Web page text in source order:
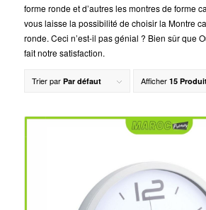
forme ronde et d’autres les montres de forme
vous laisse la possibilité de choisir la Montre
ronde. Ceci n’est-il pas génial ? Bien sûr que
fait notre satisfaction.
Trier par Par défaut Afficher 15